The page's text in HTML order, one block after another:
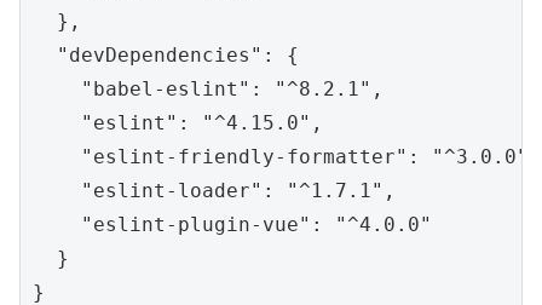
  },
  "devDependencies": {
    "babel-eslint": "^8.2.1",
    "eslint": "^4.15.0",
    "eslint-friendly-formatter": "^3.0.0",
    "eslint-loader": "^1.7.1",
    "eslint-plugin-vue": "^4.0.0"
  }
}